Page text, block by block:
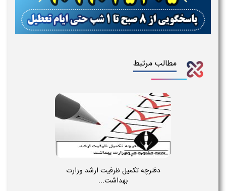
مطالب مرتبط
دفترچه تکمیل ظرفیت ارشد وزارت
بهداشت...